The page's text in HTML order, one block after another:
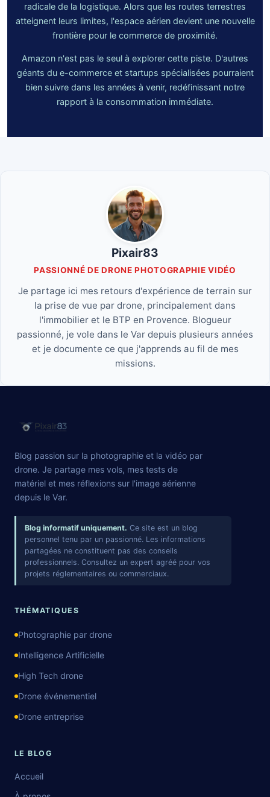
radicale de la logistique. Alors que les routes terrestres
atteignent leurs limites, l'espace aérien devient une nouvelle
frontière pour le commerce de proximité.
Amazon n'est pas le seul à explorer cette piste. D'autres
géants du e-commerce et startups spécialisées pourraient
bien suivre dans les années à venir, redéfinissant notre
rapport à la consommation immédiate.
Pixair83
PASSIONNÉ DE DRONE PHOTOGRAPHIE VIDÉO
Je partage ici mes retours d'expérience de terrain sur
la prise de vue par drone, principalement dans
l'immobilier et le BTP en Provence. Blogueur
passionné, je vole dans le Var depuis plusieurs années
et je documente ce que j'apprends au fil de mes
missions.
Blog passion sur la photographie et la vidéo par
drone. Je partage mes vols, mes tests de
matériel et mes réflexions sur l'image aérienne
depuis le Var.
Blog informatif uniquement. Ce site est un blog
personnel tenu par un passionné. Les informations
partagées ne constituent pas des conseils
professionnels. Consultez un expert agréé pour vos
projets réglementaires ou commerciaux.
THÉMATIQUES
Photographie par drone
Intelligence Artificielle
High Tech drone
Drone événementiel
Drone entreprise
LE BLOG
Accueil